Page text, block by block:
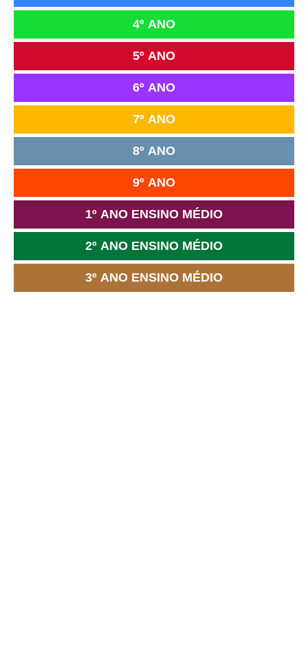
4º ANO
5º ANO
6º ANO
7º ANO
8º ANO
9º ANO
1º ANO ENSINO MÉDIO
2º ANO ENSINO MÉDIO
3º ANO ENSINO MÉDIO